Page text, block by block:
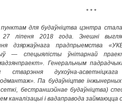
* * *
для будаўніцтва цэнтра
27 ліпеня 2018 года. Знешні
дзяржаўнага прадпрыемства
— спецыялісты ўнітарнай
Генеральным
стварэння духоўна-
Па будаўніцтве інжынерных
бестраншэйнае будаўніцтва)
каналізацыі і вадаправода займаюцца